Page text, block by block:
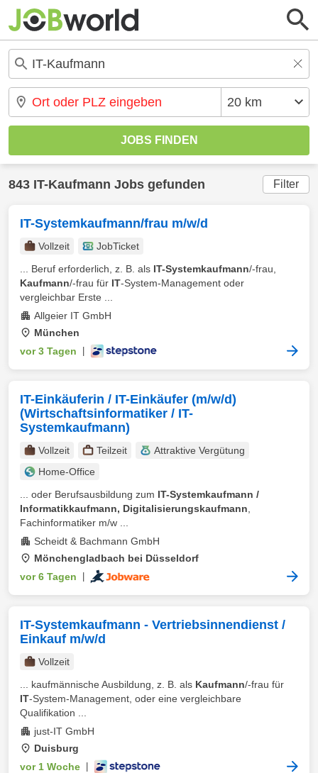
843 IT-Kaufmann Jobs gefunden Filter
IT-Systemkaufmann/frau m/w/d
Vollzeit
JobTicket
... Beruf erforderlich, z. B. als IT-Systemkaufmann/-frau,
Kaufmann/-frau für IT-System-Management oder
vergleichbar Erste ...
Allgeier IT GmbH
München
vor 3 Tagen
IT-Einkäuferin / IT-Einkäufer (m/w/d)
(Wirtschaftsinformatiker / IT-
Systemkaufmann)
Vollzeit Teilzeit
Attraktive Vergütung
Home-Office
... oder Berufsausbildung zum IT-Systemkaufmann /
Informatikkaufmann, Digitalisierungskaufmann
Fachinformatiker m/w ...
Scheidt & Bachmann GmbH
Mönchengladbach bei Düsseldorf
vor 6 Tagen
IT-Systemkaufmann - Vertriebsinnendienst /
Einkauf m/w/d
Vollzeit
... kaufmännische Ausbildung, z. B. als Kaufmann/-frau für
IT-System-Management, oder eine vergleichbare
Qualifikation ...
just-IT GmbH
Duisburg
vor 1 Woche